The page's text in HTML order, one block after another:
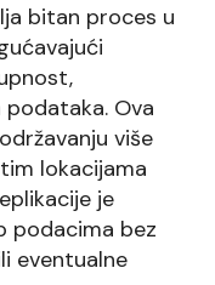
bitan proces u
Ova
više
lokacijama
je
podacima bez
eventualne